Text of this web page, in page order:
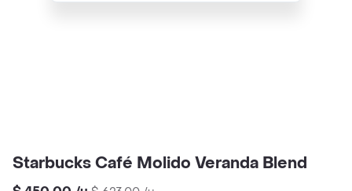
Starbucks Café Molido Veranda Blend